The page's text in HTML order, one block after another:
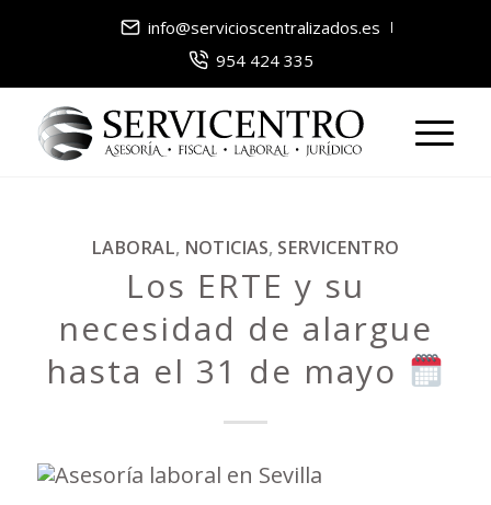
info@servicioscentralizados.es
954 424 335
LABORAL, NOTICIAS, SERVICENTRO
Los ERTE y su
necesidad de alargue
hasta el 31 de mayo